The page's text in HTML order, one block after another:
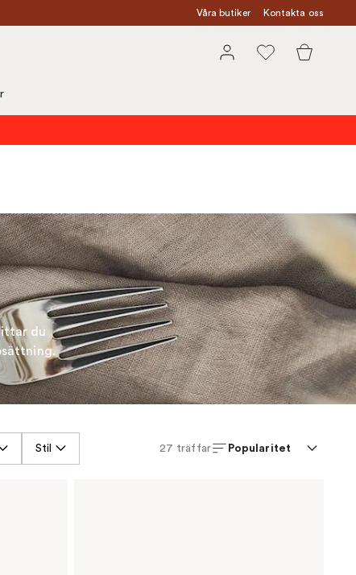
Våra butiker Kontakta oss
du
Stil 27 träffar Popularitet